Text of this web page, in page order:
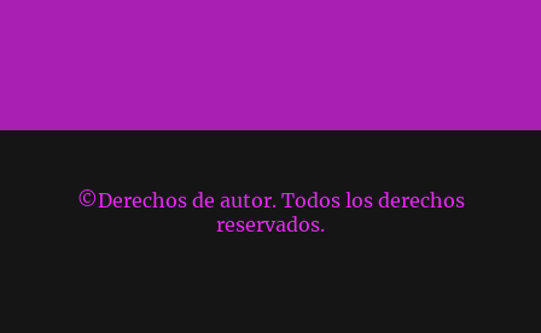
©Derechos de autor. Todos los derechos
reservados.